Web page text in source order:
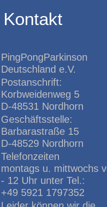
Kontakt
PingPongParkinson
Deutschland e.V.
Postanschrift:
Korbweidenweg 5
D-48531 Nordhorn
Geschäftsstelle:
Barbarastraße 15
D-48529 Nordhorn
Telefonzeiten
montags u. mittwochs
- 12 Uhr unter Tel.:
+49 5921 1797352